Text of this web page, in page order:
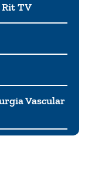
Rit TV
Vascular